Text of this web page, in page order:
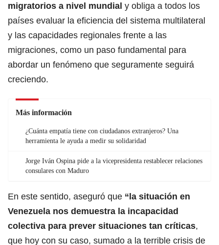
migratorios a nivel mundial y obliga a todos los
países evaluar la eficiencia del sistema multilateral
y las capacidades regionales frente a las
migraciones, como un paso fundamental para
abordar un fenómeno que seguramente seguirá
creciendo.
Más información
¿Cuánta empatía tiene con ciudadanos extranjeros? Una
herramienta le ayuda a medir su solidaridad
Jorge Iván Ospina pide a la vicepresidenta restablecer relaciones
consulares con Maduro
En este sentido, aseguró que “la situación en
Venezuela nos demuestra la incapacidad
colectiva para prever situaciones tan críticas,
que hoy con su caso, sumado a la terrible crisis de